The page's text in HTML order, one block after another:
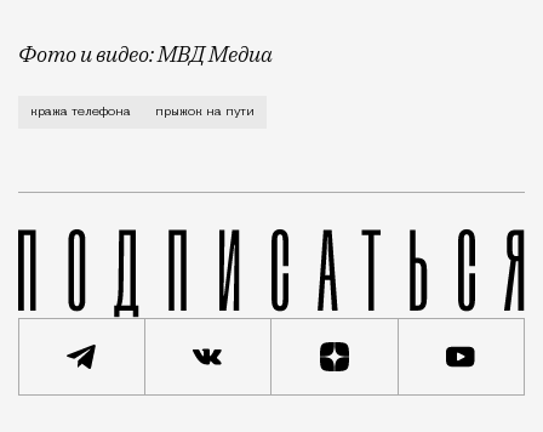
Фото и видео: МВД Медиа
Парень нарушил и закон, и элементарную
кража телефона прыжок на пути